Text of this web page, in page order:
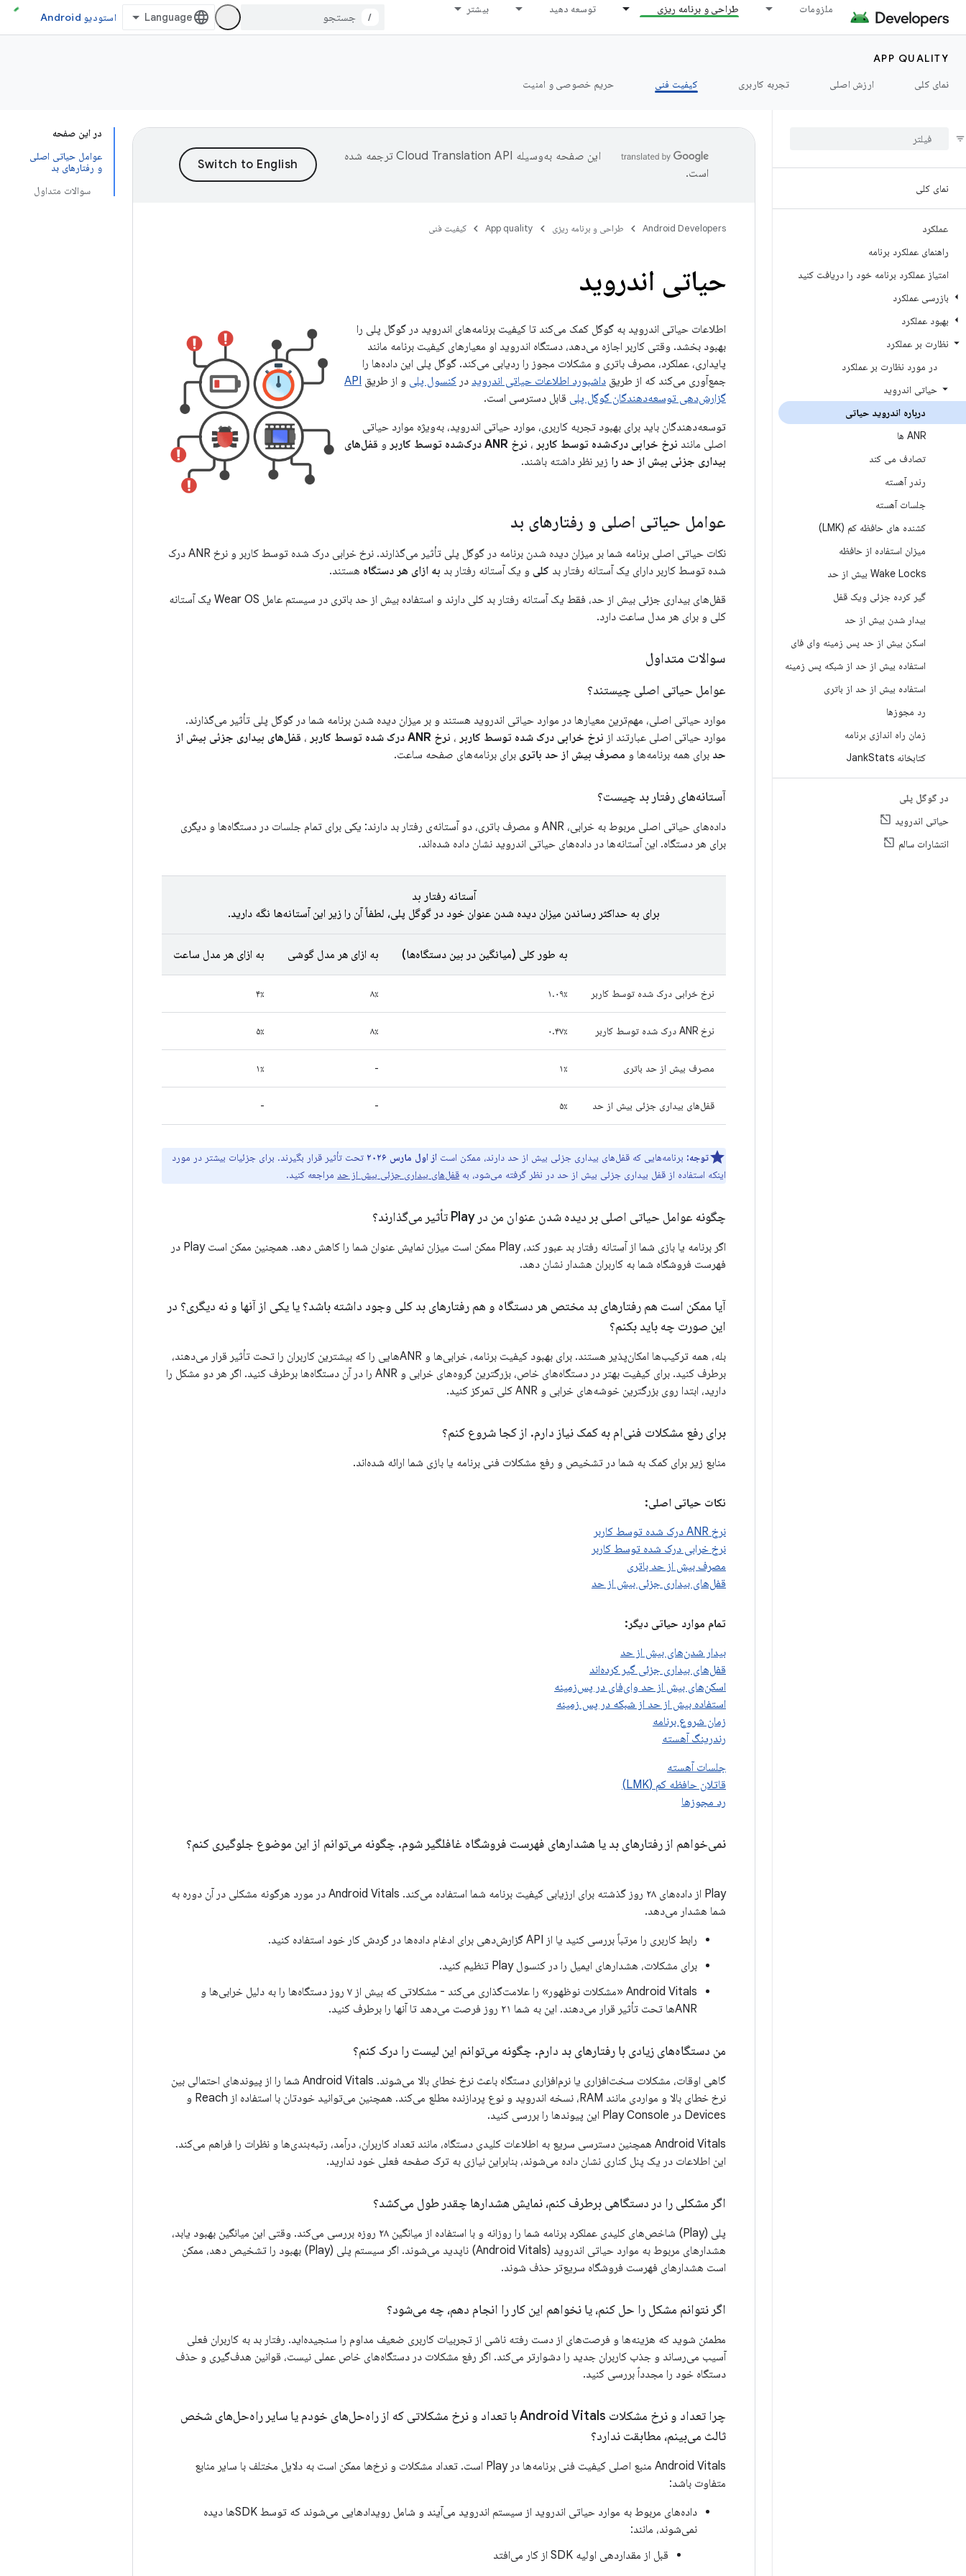
ملزومات طراحی و برنامه ریزی توسعه دهید بیشتر
/ استودیو Android
APP QUALITY
نمای کلی
ارزش اصلی تجربه کاربری کیفیت فنی حریم خصوصی و امنیت
نمای کلی
عملکرد
راهنمای عملکرد برنامه
امتیاز عملکرد برنامه خود را دریافت کنید
بازرسی عملکرد
بهبود عملکرد
نظارت بر عملکرد
در مورد نظارت بر عملکرد
حیاتی اندروید
درباره اندروید حیاتی
ANR ها
تصادف می کند
رندر آهسته
جلسات آهسته
کشنده های حافظه کم (LMK)
میزان استفاده از حافظه
Wake Locks بیش از حد
گیر کرده جزئی ویک قفل
بیدار شدن بیش از حد
اسکن بیش از حد پس زمینه وای فای
استفاده بیش از حد از شبکه پس زمینه
استفاده بیش از حد از باتری
رد مجوزها
زمان راه اندازی برنامه
کتابخانه Jank Stats
در گوگل پلی
حیاتی اندروید
انتشارات سالم
در این صفحه
عوامل حیاتی اصلی
و رفتارهای بد
سوالات متداول
این صفحه به‌وسیله
ترجمه شده
است.
Android Developers طراحی و برنامه ریزی App quality کیفیت فنی
حیاتی اندروید
اطلاعات حیاتی اندروید به گوگل کمک می‌کند تا کیفیت برنامه‌های اندروید در گوگل پلی را
بهبود بخشد. وقتی کاربر اجازه می‌دهد، دستگاه اندروید او معیارهای کیفیت برنامه مانند
پایداری، عملکرد، مصرف باتری و مشکلات مجوز را ردیابی می‌کند. گوگل پلی این داده‌ها را
جمع‌آوری می‌کند که از طریق داشبورد اطلاعات حیاتی اندروید در کنسول پلی و از طریق API
گزارش‌دهی توسعه‌دهندگان گوگل پلی قابل دسترسی است.
توسعه‌دهندگان باید برای بهبود تجربه کاربری، موارد حیاتی اندروید، به‌ویژه موارد حیاتی
اصلی مانند نرخ خرابی درک‌شده توسط کاربر ، نرخ ANR درک‌شده توسط کاربر و قفل‌های
بیداری جزئی بیش از حد را زیر نظر داشته باشند.
عوامل حیاتی اصلی و رفتارهای بد
نکات حیاتی اصلی برنامه شما بر میزان دیده شدن برنامه در گوگل پلی تأثیر می‌گذارند. نرخ خرابی درک شده توسط کاربر و نرخ ANR درک
شده توسط کاربر دارای یک آستانه رفتار بد کلی و یک آستانه رفتار بد به ازای هر دستگاه هستند.
قفل‌های بیداری جزئی بیش از حد، فقط یک آستانه رفتار بد کلی دارند و استفاده بیش از حد باتری در سیستم عامل Wear OS یک آستانه
کلی و برای هر مدل ساعت دارد.
سوالات متداول
عوامل حیاتی اصلی چیستند؟
موارد حیاتی اصلی، مهم‌ترین معیارها در موارد حیاتی اندروید هستند و بر میزان دیده شدن برنامه شما در گوگل پلی تأثیر می‌گذارند.
موارد حیاتی اصلی عبارتند از نرخ خرابی درک شده توسط کاربر ، نرخ ANR درک شده توسط کاربر ، قفل‌های بیداری جزئی بیش از
حد برای همه برنامه‌ها و مصرف بیش از حد باتری برای برنامه‌های صفحه ساعت.
آستانه‌های رفتار بد چیست؟
داده‌های حیاتی اصلی مربوط به خرابی، ANR و مصرف باتری، دو آستانه‌ی رفتار بد دارند: یکی برای تمام جلسات در دستگاه‌ها و دیگری
برای هر دستگاه. این آستانه‌ها در داده‌های حیاتی اندروید نشان داده شده‌اند.
آستانه رفتار بد
برای به حداکثر رساندن میزان دیده شدن عنوان خود در گوگل پلی، لطفاً آن را زیر این آستانه‌ها نگه دارید.
به طور کلی (میانگین در بین دستگاه‌ها) به ازای هر مدل گوشی به ازای هر مدل ساعت
نرخ خرابی درک شده توسط کاربر ۱.۰۹٪ ۸٪ ۴٪
نرخ ANR درک شده توسط کاربر ۰.۴۷٪ ۸٪ ۵٪
مصرف بیش از حد باتری ۱٪ - ۱٪
قفل‌های بیداری جزئی بیش از حد ۵٪ -
-
توجه: برنامه‌هایی که قفل‌های بیداری جزئی بیش از حد دارند، ممکن است از اول مارس ۲۰۲۶
تحت تأثیر قرار بگیرند. برای جزئیات بیشتر در مورد
اینکه استفاده از قفل بیداری جزئی بیش از حد در نظر گرفته می‌شود، به قفل‌های بیداری جزئی بیش از حد مراجعه کنید.
چگونه عوامل حیاتی اصلی بر دیده شدن عنوان من در Play تأثیر می‌گذارند؟
اگر برنامه یا بازی شما از آستانه رفتار بد عبور کند، Play ممکن است میزان نمایش عنوان شما را کاهش دهد. همچنین ممکن است Play در
فهرست فروشگاه شما به کاربران هشدار نشان دهد.
آیا ممکن است هم رفتارهای بد مختص هر دستگاه و هم رفتارهای بد کلی وجود داشته باشد؟ یا یکی از آنها و نه دیگری؟ در
این صورت چه باید بکنم؟
بله، همه ترکیب‌ها امکان‌پذیر هستند. برای بهبود کیفیت برنامه، خرابی‌ها و ANRهایی را که بیشترین کاربران را تحت تأثیر قرار می‌دهند،
برطرف کنید. برای کیفیت بهتر در دستگاه‌های خاص، بزرگترین گروه‌های خرابی و ANR را در آن دستگاه‌ها برطرف کنید. اگر هر دو مشکل را
دارید، ابتدا روی بزرگترین خوشه‌های خرابی و ANR کلی تمرکز کنید.
برای رفع مشکلات فنی‌ام به کمک نیاز دارم. از کجا شروع کنم؟
منابع زیر برای کمک به شما در تشخیص و رفع مشکلات فنی برنامه یا بازی شما ارائه شده‌اند.
نکات حیاتی اصلی:
نرخ ANR درک شده توسط کاربر
نرخ خرابی درک شده توسط کاربر
مصرف بیش از حد باتری
قفل‌های بیداری جزئی بیش از حد
تمام موارد حیاتی دیگر:
بیدار شدن‌های بیش از حد
قفل‌های بیداری جزئی گیر کرده‌اند
اسکن‌های بیش از حد وای‌فای در پس‌زمینه
استفاده بیش از حد از شبکه در پس زمینه
زمان شروع برنامه
رندرینگ آهسته
جلسات آهسته
قاتلان حافظه کم (LMK)
رد مجوزها
نمی‌خواهم از رفتارهای بد یا هشدارهای فهرست فروشگاه غافلگیر شوم. چگونه می‌توانم از این موضوع جلوگیری کنم؟
Play از داده‌های ۲۸ روز گذشته برای ارزیابی کیفیت برنامه شما استفاده می‌کند. Android Vitals در مورد هرگونه مشکلی در آن دوره به
شما هشدار می‌دهد.
رابط کاربری را مرتباً بررسی کنید یا از API گزارش‌دهی برای ادغام داده‌ها در گردش کار خود استفاده کنید.
برای مشکلات، هشدارهای ایمیل را در کنسول Play تنظیم کنید.
Android Vitals «مشکلات نوظهور» را علامت‌گذاری می‌کند - مشکلاتی که بیش از ۷ روز دستگاه‌ها را به دلیل خرابی‌ها و
ANRها تحت تأثیر قرار می‌دهند. این به شما ۲۱ روز فرصت می‌دهد تا آنها را برطرف کنید.
من دستگاه‌های زیادی با رفتارهای بد دارم. چگونه می‌توانم این لیست را درک کنم؟
گاهی اوقات، مشکلات سخت‌افزاری یا نرم‌افزاری دستگاه باعث نرخ خطای بالا می‌شوند. Android Vitals شما را از پیوندهای احتمالی بین
نرخ خطای بالا و مواردی مانند RAM، نسخه اندروید و نوع پردازنده مطلع می‌کند. همچنین می‌توانید خودتان با استفاده از Reach و
Devices در Play Console این پیوندها را بررسی کنید.
Android Vitals همچنین دسترسی سریع به اطلاعات کلیدی دستگاه، مانند تعداد کاربران، درآمد، رتبه‌بندی‌ها و نظرات را فراهم می‌کند.
این اطلاعات در یک پنل کناری نشان داده می‌شوند، بنابراین نیازی به ترک صفحه فعلی خود ندارید.
اگر مشکلی را در دستگاهی برطرف کنم، نمایش هشدارها چقدر طول می‌کشد؟
پلی (Play) شاخص‌های کلیدی عملکرد برنامه شما را روزانه و با استفاده از میانگین ۲۸ روزه بررسی می‌کند. وقتی این میانگین بهبود یابد،
هشدارهای مربوط به موارد حیاتی اندروید (Android Vitals) ناپدید می‌شوند. اگر سیستم پلی (Play) بهبود را تشخیص دهد، ممکن
است هشدارهای فهرست فروشگاه سریع‌تر حذف شوند.
اگر نتوانم مشکل را حل کنم، یا نخواهم این کار را انجام دهم، چه می‌شود؟
مطمئن شوید که هزینه‌ها و فرصت‌های از دست رفته ناشی از تجربیات کاربری ضعیف مداوم را سنجیده‌اید. رفتار بد به کاربران فعلی
آسیب می‌رساند و جذب کاربران جدید را دشوارتر می‌کند. اگر رفع مشکلات در دستگاه‌های خاص عملی نیست، قوانین هدف‌گیری و حذف
دستگاه خود را مجدداً بررسی کنید.
چرا تعداد و نرخ مشکلات Android Vitals با تعداد و نرخ مشکلاتی که از راه‌حل‌های خودم یا سایر راه‌حل‌های شخص
ثالث می‌بینم، مطابقت ندارد؟
Android Vitals منبع اصلی کیفیت فنی برنامه‌ها در Play است. تعداد مشکلات و نرخ‌ها ممکن است به دلایل مختلف با سایر منابع
متفاوت باشد:
داده‌های مربوط به موارد حیاتی اندروید از سیستم اندروید می‌آیند و شامل رویدادهایی می‌شوند که توسط SDKها دیده
نمی‌شوند، مانند:
قبل از مقداردهی اولیه SDK از کار می‌افتد